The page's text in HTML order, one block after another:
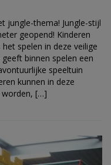
jungle-thema! Jungle-stijl
geopend! Kinderen
spelen in deze veilige
binnen spelen een
speeltuin
kunnen in deze
worden, […]